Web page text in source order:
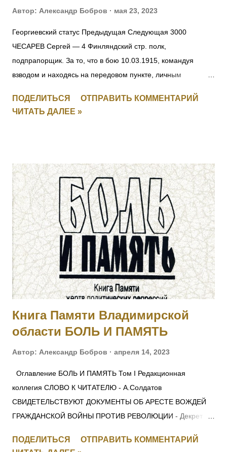
Автор: Александр Бобров мая 23, 2023
Георгиевский статус Предыдущая Следующая 3000
ЧЕСАРЕВ Сергей — 4 Финляндский стр. полк,
подпрапорщик. За то, что в бою 10.03.1915, командуя
взводом и находясь на передовом пункте, личным
отбил противника и удержал за собой позицию. [II-8059, III-
52383, IV-53035] 3001 СМИРНОВ Федул — 4 Финляндский
подчиненных и увлек их за собой в атаку, заняв
укрепленные окопы противника. [II-8075, III-52277, IV-93711]
3002 КАТКОВ Моисей — 4 Финляндский стр. полк,
подпрапорщик. За то, что в бою 6.02.1915, за убылью
ротного командира, принял командование ротой, и своей
распорядительностью удержал порядок и отбил атаку
противника, с большим для него уроном. Произведен в
прапорщики за боевые отличия приказом
Главнокомандующего армиями Юго-Западного фронта No
ПОДЕЛИТЬСЯ
ОТПРАВИТЬ КОММЕНТАРИЙ
ЧИТАТЬ ДАЛЕЕ »
Книга Памяти Владимирской
области БОЛЬ И ПАМЯТЬ
Автор: Александр Бобров апреля 14, 2023
Оглавление БОЛЬ И ПАМЯТЬ Том I Редакционная
коллегия СЛОВО К ЧИТАТЕЛЮ - А.Солдатов
СВИДЕТЕЛЬСТВУЮТ ДОКУМЕНТЫ ОБ АРЕСТЕ ВОЖДЕЙ
ГРАЖДАНСКОЙ ВОЙНЫ ПРОТИВ РЕВОЛЮЦИИ - Декрет
Постановление СНК 5 сентября 1918 г. ЛЕНИН —
ПОДЕЛИТЬСЯ
ОТПРАВИТЬ КОММЕНТАРИЙ